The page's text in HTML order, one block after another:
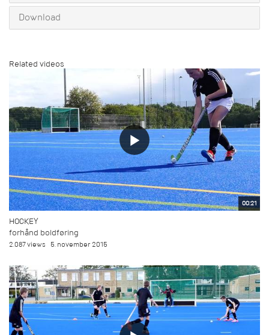
Download
Related videos
00:21
HOCKEY
forhånd boldføring
2.087 views 5. november 2015